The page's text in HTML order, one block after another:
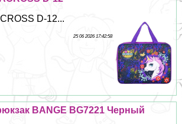
D-12...
25 06 2026 17:42:58
BANGE BG7221 Черный